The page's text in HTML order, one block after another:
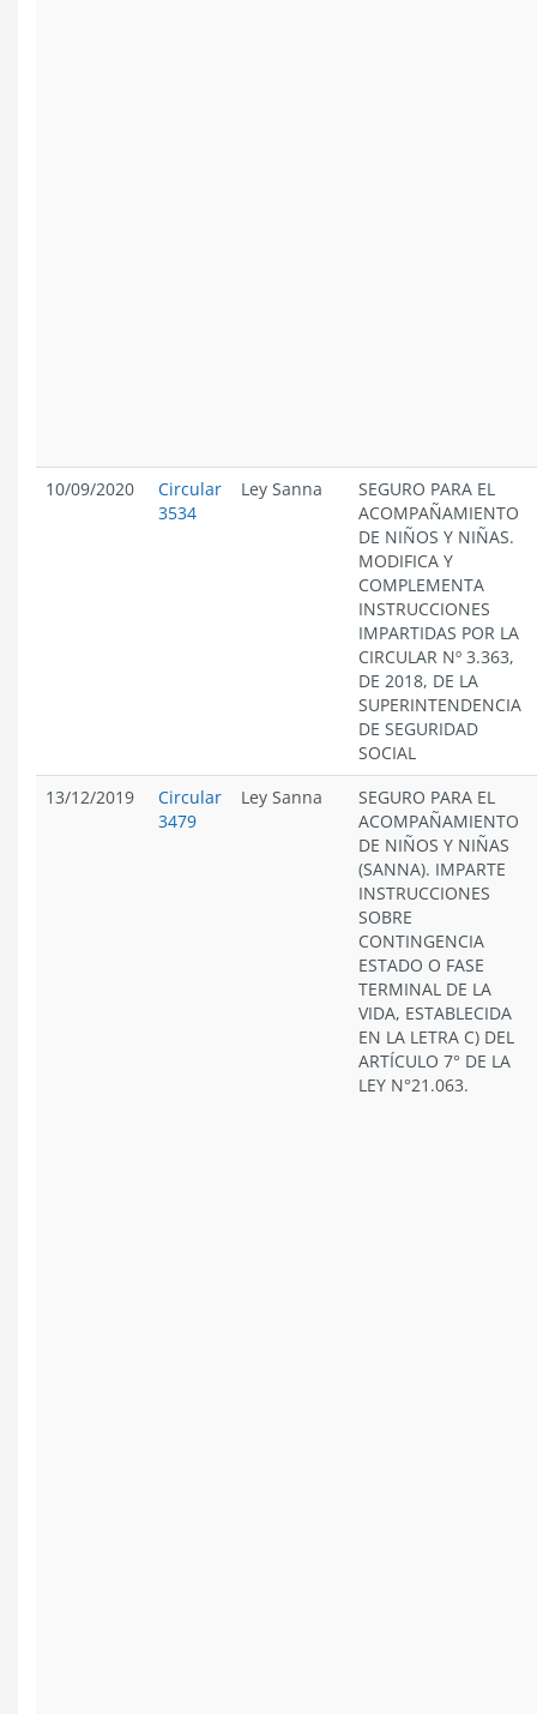
10/09/2020
Circular
3534
Ley Sanna
SEGURO PARA EL
ACOMPAÑAMIENTO
DE NIÑOS Y NIÑAS.
MODIFICA Y
COMPLEMENTA
INSTRUCCIONES
IMPARTIDAS POR LA
CIRCULAR Nº 3.363,
DE 2018, DE LA
SUPERINTENDENCIA
DE SEGURIDAD
SOCIAL
13/12/2019
Circular
3479
Ley Sanna
SEGURO PARA EL
ACOMPAÑAMIENTO
DE NIÑOS Y NIÑAS
(SANNA). IMPARTE
INSTRUCCIONES
SOBRE
CONTINGENCIA
ESTADO O FASE
TERMINAL DE LA
VIDA, ESTABLECIDA
EN LA LETRA C) DEL
ARTÍCULO 7° DE LA
LEY N°21.063.